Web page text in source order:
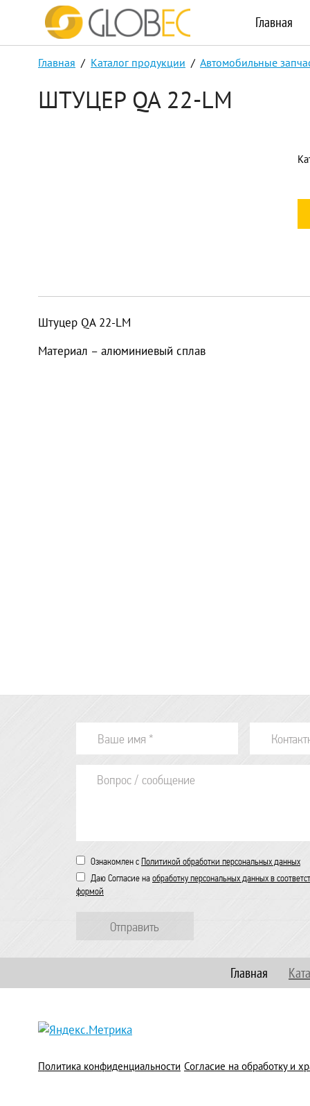
Главная
Главная / Каталог продукции / Автомобильные
ШТУЦЕР QA 22-LM
Штуцер QA 22-LM
Материал – алюминиевый сплав
Ознакомлен сПолитикой обработки персональных данных
Даю Согласие наобработку персональных данных в
формой
Отправить
Главная
Политика конфиденциальности Согласие на обработку и